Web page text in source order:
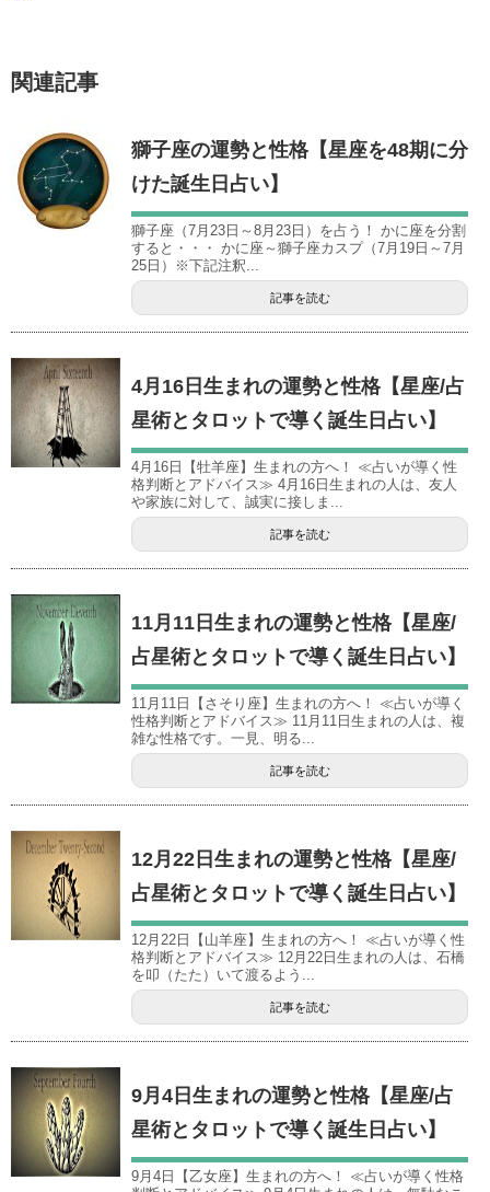
関連記事
獅子座の運勢と性格【星座を48期に分
けた誕生日占い】
獅子座（7月23日～8月23日）を占う！ かに座を分割
すると・・・ かに座～獅子座カスプ（7月19日～7月
25日）※下記注釈...
記事を読む
4月16日生まれの運勢と性格【星座/占
星術とタロットで導く誕生日占い】
4月16日【牡羊座】生まれの方へ！ ≪占いが導く性
格判断とアドバイス≫ 4月16日生まれの人は、友人
や家族に対して、誠実に接しま...
記事を読む
11月11日生まれの運勢と性格【星座/
占星術とタロットで導く誕生日占い】
11月11日【さそり座】生まれの方へ！ ≪占いが導く
性格判断とアドバイス≫ 11月11日生まれの人は、複
雑な性格です。一見、明る...
記事を読む
12月22日生まれの運勢と性格【星座/
占星術とタロットで導く誕生日占い】
12月22日【山羊座】生まれの方へ！ ≪占いが導く性
格判断とアドバイス≫ 12月22日生まれの人は、石橋
を叩（たた）いて渡るよう...
記事を読む
9月4日生まれの運勢と性格【星座/占
星術とタロットで導く誕生日占い】
9月4日【乙女座】生まれの方へ！ ≪占いが導く性格